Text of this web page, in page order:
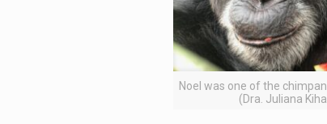
Noel was one of the
(Dra. Juliana